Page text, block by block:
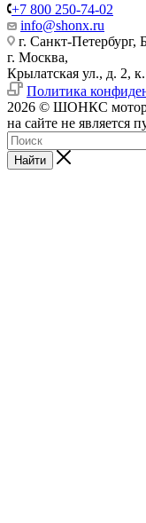
+7 800 250-74-02
info@shonx.ru
г. Санкт-Петербург,
г. Москва,
Крылатская ул., д. 2,
Политика
2026 © ШОНКС
на сайте не является
Найти